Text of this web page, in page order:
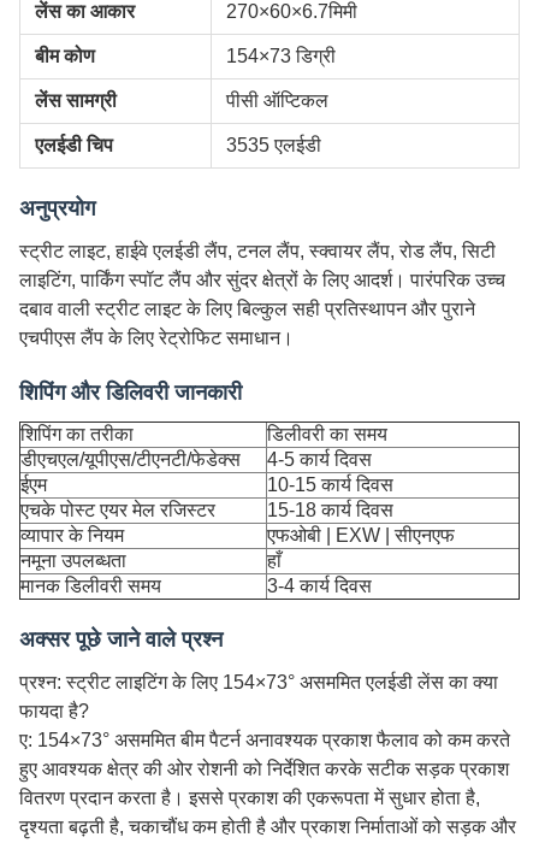
लेंस का आकार 270×60×6.7मिमी
बीम कोण 154×73 डिग्री
लेंस सामग्री पीसी ऑप्टिकल
एलईडी चिप 3535 एलईडी
अनुप्रयोग
स्ट्रीट लाइट, हाईवे एलईडी लैंप, टनल लैंप, स्क्वायर लैंप, रोड लैंप, सिटी
लाइटिंग, पार्किंग स्पॉट लैंप और सुंदर क्षेत्रों के लिए आदर्श। पारंपरिक उच्च
दबाव वाली स्ट्रीट लाइट के लिए बिल्कुल सही प्रतिस्थापन और पुराने
एचपीएस लैंप के लिए रेट्रोफिट समाधान।
शिपिंग और डिलिवरी जानकारी
शिपिंग का तरीका
डिलीवरी का समय
डीएचएल/यूपीएस/टीएनटी/फेडेक्स
4-5 कार्य दिवस
ईएम
10-15 कार्य दिवस
एचके पोस्ट एयर मेल रजिस्टर
15-18 कार्य दिवस
व्यापार के नियम
एफओबी | EXW | सीएनएफ
नमूना उपलब्धता
हाँ
मानक डिलीवरी समय
3-4 कार्य दिवस
अक्सर पूछे जाने वाले प्रश्न
प्रश्न: स्ट्रीट लाइटिंग के लिए 154×73° असममित एलईडी लेंस का क्या
फायदा है?
ए: 154×73° असममित बीम पैटर्न अनावश्यक प्रकाश फैलाव को कम करते
हुए आवश्यक क्षेत्र की ओर रोशनी को निर्देशित करके सटीक सड़क प्रकाश
वितरण प्रदान करता है। इससे प्रकाश की एकरूपता में सुधार होता है,
दृश्यता बढ़ती है, चकाचौंध कम होती है और प्रकाश निर्माताओं को सड़क और